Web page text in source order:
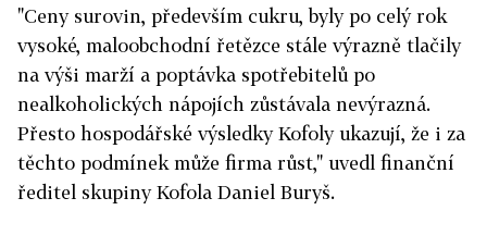
"Ceny surovin, především cukru, byly po celý rok
vysoké, maloobchodní řetězce stále výrazně tlačily
na výši marží a poptávka spotřebitelů po
nealkoholických nápojích zůstávala nevýrazná.
Přesto hospodářské výsledky Kofoly ukazují, že i za
těchto podmínek může firma růst," uvedl finanční
ředitel skupiny Kofola Daniel Buryš.